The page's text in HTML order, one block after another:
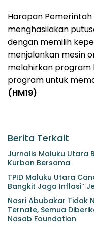
Harapan Pemerintah
menghasilakan
dengan memilih
menjalankan mesin
melahirkan program
program untuk
(HM19)
Berita Terkait
Jurnalis Maluku Utara
Kurban Bersama
TPID Maluku Utara
Bangkit Jaga Inflasi”
Nasri Abubakar Tidak
Ternate, Semua
Nasab Foundation